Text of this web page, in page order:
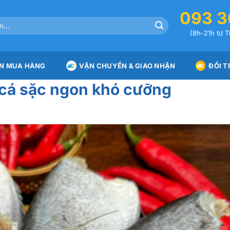
093
(8h-21h từ
MUA HÀNG VẬN CHUYỂN & GIAO NHẬN ĐỔI
sặc ngon khó cưỡng